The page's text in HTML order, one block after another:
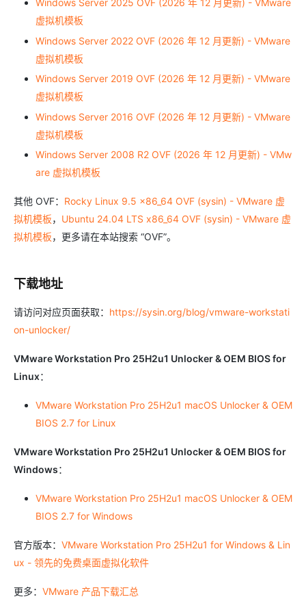
Windows Server 2025 OVF (2026 年 12 月更新) - VMware
虚拟机模板
Windows Server 2022 OVF (2026 年 12 月更新) - VMware
虚拟机模板
Windows Server 2019 OVF (2026 年 12 月更新) - VMware
虚拟机模板
Windows Server 2016 OVF (2026 年 12 月更新) - VMware
虚拟机模板
Windows Server 2008 R2 OVF (2026 年 12 月更新) - VMw
are 虚拟机模板
其他 OVF： Rocky Linux 9.5 x86_64 OVF (sysin) - VMware 虚
拟机模板， Ubuntu 24.04 LTS x86_64 OVF (sysin) - VMware 虚
拟机模板，更多请在本站搜索 “OVF”。
下载地址
请访问对应页面获取： https://sysin.org/blog/vmware-workstati
on-unlocker/
VMware Workstation Pro 25H2u1 Unlocker & OEM BIOS for
Linux：
VMware Workstation Pro 25H2u1 macOS Unlocker & OEM
BIOS 2.7 for Linux
VMware Workstation Pro 25H2u1 Unlocker & OEM BIOS for
Windows：
VMware Workstation Pro 25H2u1 macOS Unlocker & OEM
BIOS 2.7 for Windows
官方版本： VMware Workstation Pro 25H2u1 for Windows & Lin
ux - 领先的免费桌面虚拟化软件
更多： VMware 产品下载汇总